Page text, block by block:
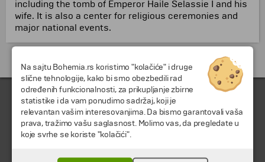
including the tomb of Emperor Haile Selassie I and his
wife. It is also a center for religious ceremonies and
major national events.
Na sajtu Bohemia.rs koristimo "kolačiće" i druge
slične tehnologije, kako bi smo obezbedili rad
određenih funkcionalnosti, za prikupljanje zbirne
statistike i da vam ponudimo sadržaj, koji je
relevantan vašim interesovanjima. Da bismo garantovali vaša
prava, tražimo vašu saglasnost. Molimo vas, da pregledate u
koje svrhe se koriste "kolačići".